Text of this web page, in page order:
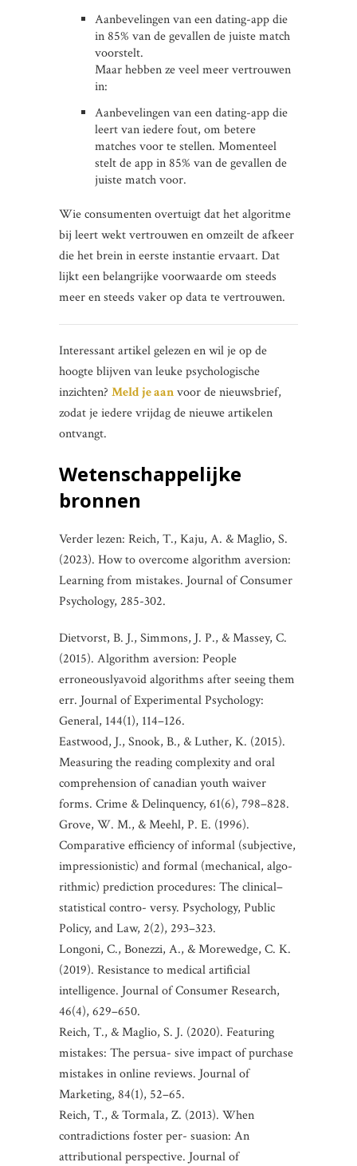
Aanbevelingen van een dating-app die
in 85% van de gevallen de juiste match
voorstelt.
Maar hebben ze veel meer vertrouwen
in:
Aanbevelingen van een dating-app die
leert van iedere fout, om betere
matches voor te stellen. Momenteel
stelt de app in 85% van de gevallen de
juiste match voor.
Wie consumenten overtuigt dat het algoritme
bij leert wekt vertrouwen en omzeilt de afkeer
die het brein in eerste instantie ervaart. Dat
lijkt een belangrijke voorwaarde om steeds
meer en steeds vaker op data te vertrouwen.
Interessant artikel gelezen en wil je op de
hoogte blijven van leuke psychologische
inzichten? Meld je aanvoor de nieuwsbrief,
zodat je iedere vrijdag de nieuwe artikelen
ontvangt.
Wetenschappelijke
bronnen
Verder lezen: Reich, T., Kaju, A. & Maglio, S.
(2023). How to overcome algorithm aversion:
Learning from mistakes. Journal of Consumer
Psychology, 285-302.
Dietvorst, B. J., Simmons, J. P., & Massey, C.
(2015). Algorithm aversion: People
erroneouslyavoid algorithms after seeing them
err. Journal of Experimental Psychology:
General, 144(1), 114–126.
Eastwood, J., Snook, B., & Luther, K. (2015).
Measuring the reading complexity and oral
comprehension of canadian youth waiver
forms. Crime & Delinquency, 61(6), 798–828.
Grove, W. M., & Meehl, P. E. (1996).
Comparative efficiency of informal (subjective,
impressionistic) and formal (mechanical, algo-
rithmic) prediction procedures: The clinical–
statistical contro- versy. Psychology, Public
Policy, and Law, 2(2), 293–323.
Longoni, C., Bonezzi, A., & Morewedge, C. K.
(2019). Resistance to medical artificial
intelligence. Journal of Consumer Research,
46(4), 629–650.
Reich, T., & Maglio, S. J. (2020). Featuring
mistakes: The persua- sive impact of purchase
mistakes in online reviews. Journal of
Marketing, 84(1), 52–65.
Reich, T., & Tormala, Z. (2013). When
contradictions foster per- suasion: An
attributional perspective. Journal of